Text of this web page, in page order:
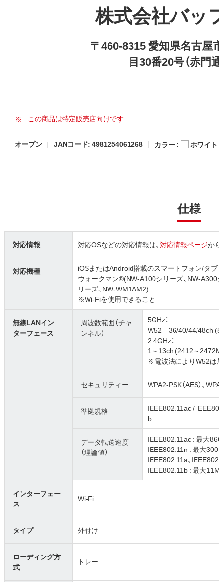
株式会社バッ
〒460-8315 愛知県名古屋
目30番20号（赤門
この商品は特定販売店向けです
オープン JANコード: 4981254061268 カラー : ホワイト
仕様
対応情報 対応OSなどの対応情報は、対応情報ページか
対応機種
iOSまたはAndroid搭載のスマートフォン/タ
ウォークマン®(NW-A100シリーズ、NW-
リーズ、NW-WM1AM2)
※Wi-Fiを使用できること
無線LANイン
ターフェース
周波数範囲（チャ
ンネル）
5GHz：
W52 36/40/44/48ch
2.4GHz：
1～13ch (2412～
※電波法によりW52は
セキュリティー WPA2-PSK（AES）、
準拠規格
IEEE802.11ac /
b
データ転送速度
（理論値）
IEEE802.11ac : 最大
IEEE802.11n : 最大
IEEE802.11a、
IEEE802.11b : 最大
インターフェー
ス
Wi-Fi
タイプ 外付け
ローディング方
式
トレー